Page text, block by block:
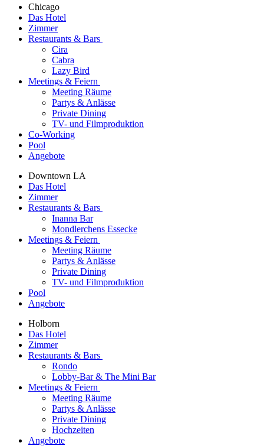
Chicago
Das Hotel
Zimmer
Restaurants & Bars
Cira
Cabra
Lazy Bird
Meetings & Feiern
Meeting Räume
Partys & Anlässe
Private Dining
TV- und Filmproduktion
Co-Working
Pool
Angebote
Downtown LA
Das Hotel
Zimmer
Restaurants & Bars
Inanna Bar
Mondlerchens Essecke
Meetings & Feiern
Meeting Räume
Partys & Anlässe
Private Dining
TV- und Filmproduktion
Pool
Angebote
Holborn
Das Hotel
Zimmer
Restaurants & Bars
Rondo
Lobby-Bar & The Mini Bar
Meetings & Feiern
Meeting Räume
Partys & Anlässe
Private Dining
Hochzeiten
Angebote